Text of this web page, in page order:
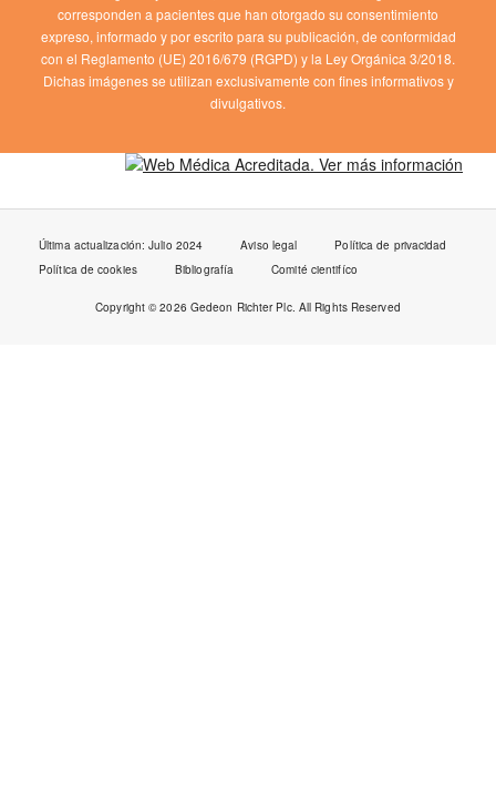
corresponden a pacientes que han otorgado su consentimiento
expreso, informado y por escrito para su publicación, de conformidad
con el Reglamento (UE) 2016/679 (RGPD) y la Ley Orgánica 3/2018.
Dichas imágenes se utilizan exclusivamente con fines informativos y
divulgativos.
Última actualización: Julio 2024 Aviso legal
Política de privacidad
Política de cookies
Bibliografía Comité cientifíco
Copyright © 2026 Gedeon Richter Plc. All Rights Reserved